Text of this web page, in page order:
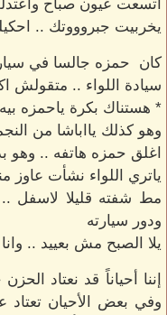
اتسعت عيون صباح
يخربيت جبروووتك ..
كان حمزه جالسا في
سيادة اللواء .. متقولش
* هستناك بكرة ياحمزه
وهو كذلك يااباشا من
اغلق حمزه هاتفه .. وهو
ياتري اللواء نشأت عاوز
مط شفته قليلا لاسفل ..
ودور سيارته
يلا الصبح مش بعييد ..
إننا أحياناً قد نعتاد
وفي بعض الأحيان تعتاد